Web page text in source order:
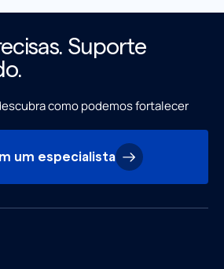
Suporte
como podemos fortalecer
um especialista